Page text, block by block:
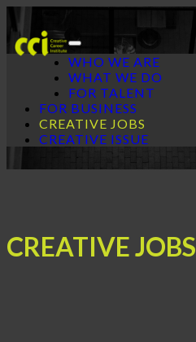
Toggle
navigation
WHO WE ARE
WHAT WE DO
FOR TALENT
FOR BUSINESS
CREATIVE JOBS
CREATIVE ISSUE
CREATIVE JOBS